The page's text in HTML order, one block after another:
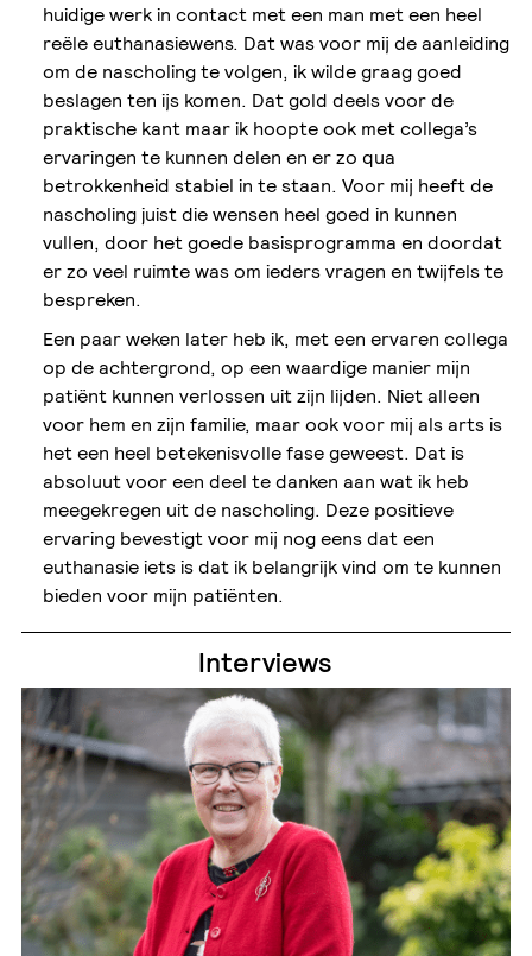
huidige werk in contact met een man met een heel
reële euthanasiewens. Dat was voor mij de aanleiding
om de nascholing te volgen, ik wilde graag goed
beslagen ten ijs komen. Dat gold deels voor de
praktische kant maar ik hoopte ook met collega’s
ervaringen te kunnen delen en er zo qua
betrokkenheid stabiel in te staan. Voor mij heeft de
nascholing juist die wensen heel goed in kunnen
vullen, door het goede basisprogramma en doordat
er zo veel ruimte was om ieders vragen en twijfels te
bespreken.
Een paar weken later heb ik, met een ervaren collega
op de achtergrond, op een waardige manier mijn
patiënt kunnen verlossen uit zijn lijden. Niet alleen
voor hem en zijn familie, maar ook voor mij als arts is
het een heel betekenisvolle fase geweest. Dat is
absoluut voor een deel te danken aan wat ik heb
meegekregen uit de nascholing. Deze positieve
ervaring bevestigt voor mij nog eens dat een
euthanasie iets is dat ik belangrijk vind om te kunnen
bieden voor mijn patiënten.
Interviews